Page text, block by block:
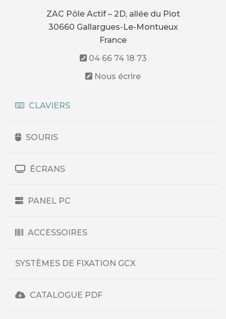
du
produit
ZAC Pôle Actif – 2D, allée du Piot
30660 Gallargues-Le-Montueux
France
04 66 74 18 73
Nous écrire
CLAVIERS
SOURIS
ÉCRANS
PANEL PC
ACCESSOIRES
SYSTÈMES DE FIXATION GCX
CATALOGUE PDF